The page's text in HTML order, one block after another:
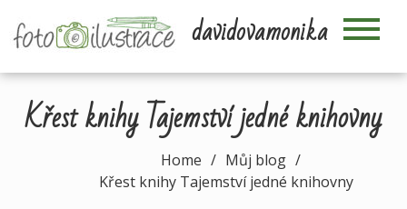
content
davidovamonika
Křest knihy Tajemství jedné knihovny
Home
Můj blog
Křest knihy Tajemství jedné knihovny